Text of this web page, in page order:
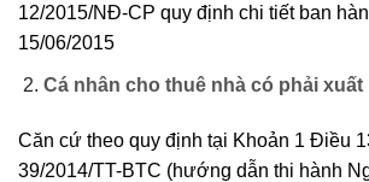
12/2015/NĐ-CP quy định chi tiết ban
15/06/2015
Cá nhân cho thuê nhà có phải
Căn cứ theo quy định tại Khoản 1 Điều
39/2014/TT-BTC (hướng dẫn thi hành